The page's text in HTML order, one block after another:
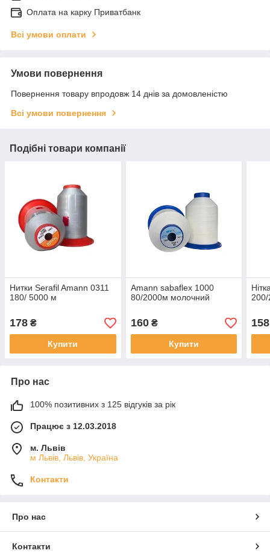
Оплата на карку Приватбанк
Всі умови оплати
Умови повернення
Повернення товару впродовж 14 днів за домовленістю
Всі умови повернення
Подібні товари компанії
Нитки Serafil Amann 0311
180/ 5000 м
178 ₴
Купити
Amann sabaflex 1000
80/2000м молочний
160₴
Купити
158
Про нас
100% позитивних з 125 відгуків за рік
Працює з 12.03.2018
м. Львів
м Львів, Львів, Україна
Контакти
Про нас
Контакти